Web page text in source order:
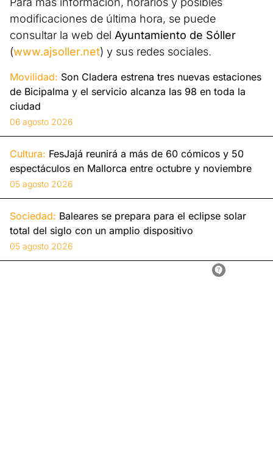
modificaciones de última hora, se puede
consultar la web del Ayuntamiento de Sóller
(www.ajsoller.net) y sus redes sociales.
Movilidad: Son Cladera estrena tres nuevas estaciones
de Bicipalma y el servicio alcanza las 98 en toda la
ciudad
06 agosto 2026
Cultura: FesJajá reunirá a más de 60 cómicos y 50
espectáculos en Mallorca entre octubre y noviembre
05 agosto 2026
Sociedad: Baleares se prepara para el eclipse solar
total del siglo con un amplio dispositivo
05 agosto 2026